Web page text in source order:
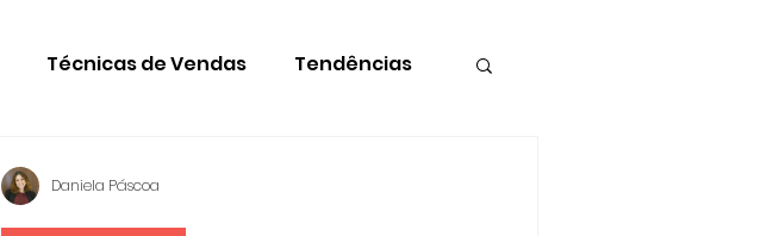
Técnicas de Vendas Tendências
Daniela Páscoa